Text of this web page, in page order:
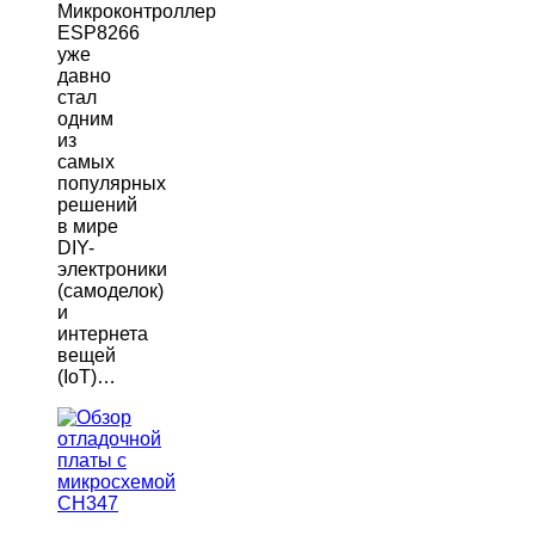
Микроконтроллер
ESP8266
уже
давно
стал
одним
из
самых
популярных
решений
в мире
DIY-
электроники
(самоделок)
и
интернета
вещей
(IoT)…